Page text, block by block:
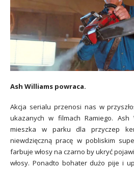
Ash Williams powraca.
Akcja serialu przenosi nas w
ukazanych w filmach Ramiego. Ash
mieszka w parku dla przyczep
niewdzięczną pracę w pobliskim
farbuje włosy na czarno by ukryć
włosy. Ponadto bohater dużo pije i